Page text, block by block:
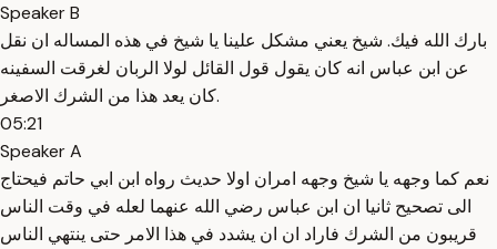
Speaker B
بارك الله فيك. شيخ يعني مشكل علينا يا شيخ في هذه المساله ان نقل
عن ابن عباس انه كان يقول قول القائل لولا الربان لغرقت السفينه
كان يعد هذا من الشرك الاصغر.
05:21
Speaker A
نعم كما وجهه يا شيخ وجهه امران اولا حديث رواه ابن ابي حاتم فيحتاج
الى تصحيح ثانيا ان ابن عباس رضي الله عنهما لعله في وقت الناس
قريبون من الشرك فاراد ان ان يشدد في هذا الامر حتى ينتهي الناس